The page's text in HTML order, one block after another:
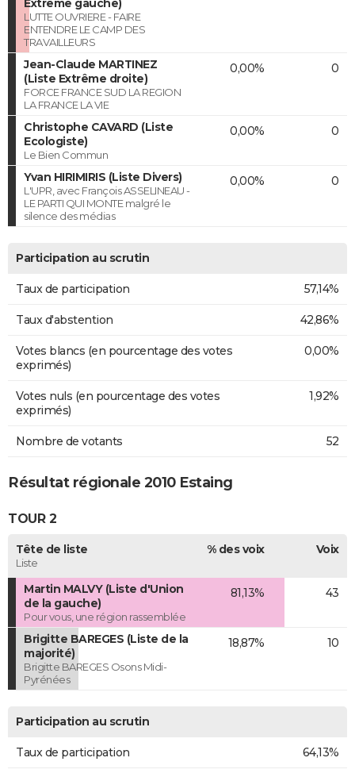
Extrême gauche)
LUTTE OUVRIERE - FAIRE
ENTENDRE LE CAMP DES
TRAVAILLEURS
Jean-Claude MARTINEZ
(Liste Extrême droite)
FORCE FRANCE SUD LA REGION
LA FRANCE LA VIE
0,00% 0
Christophe CAVARD (Liste
Ecologiste)
Le Bien Commun
0,00% 0
Yvan HIRIMIRIS (Liste Divers)
L'UPR, avec François ASSELINEAU -
LE PARTI QUI MONTE malgré le
silence des médias
0,00% 0
Participation au scrutin
Taux de participation 57,14%
Taux d'abstention 42,86%
Votes blancs (en pourcentage des votes
exprimés)
0,00%
Votes nuls (en pourcentage des votes
exprimés)
1,92%
Nombre de votants 52
Résultat régionale 2010 Estaing
TOUR 2
Tête de liste
Liste
% des voix Voix
Martin MALVY (Liste d'Union
de la gauche)
Pour vous, une région rassemblée
81,13% 43
Brigitte BAREGES (Liste de la
majorité)
Brigitte BAREGES Osons Midi-
Pyrénées
18,87% 10
Participation au scrutin
Taux de participation 64,13%